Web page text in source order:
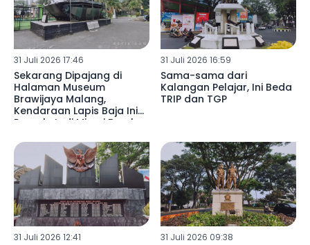
31 Juli 2026 17:46
Sekarang Dipajang di
Halaman Museum
Brawijaya Malang,
Kendaraan Lapis Baja Ini
Pernah Jadi Mimpi Buruk
31 Juli 2026 16:59
Sama-sama dari
Kalangan Pelajar, Ini Beda
TRIP dan TGP
31 Juli 2026 12:41 31 Juli 2026 09:38